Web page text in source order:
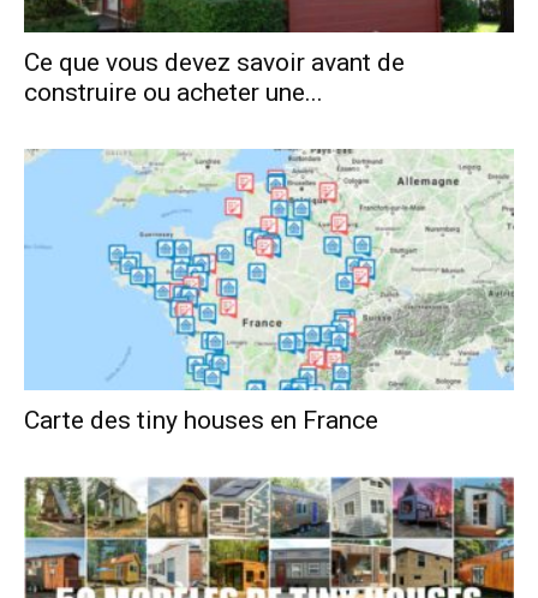
Ce que vous devez savoir avant de
construire ou acheter une...
Carte des tiny houses en France